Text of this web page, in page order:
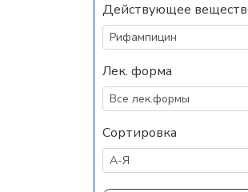
Действующее
Лек. форма
Сортировка